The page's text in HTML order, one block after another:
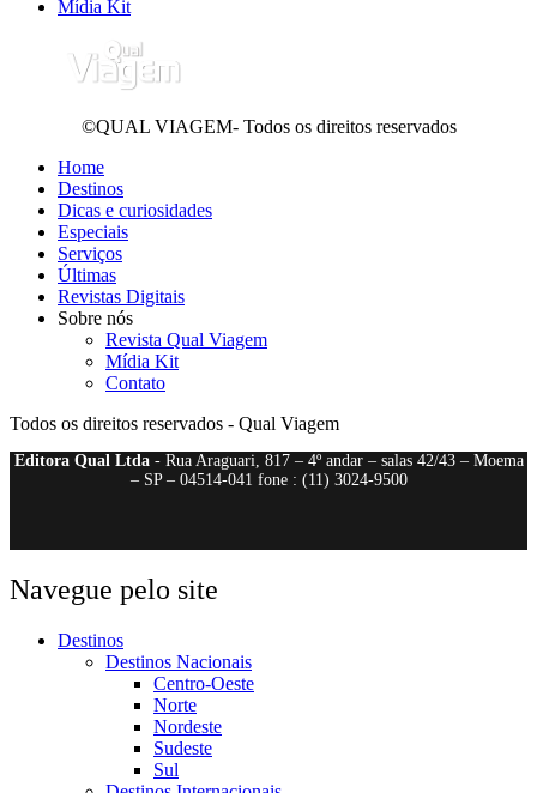
Mídia Kit
©QUAL VIAGEM- Todos os direitos reservados
Home
Destinos
Dicas e curiosidades
Especiais
Serviços
Últimas
Revistas Digitais
Sobre nós
Revista Qual Viagem
Mídia Kit
Contato
Todos os direitos reservados - Qual Viagem
Editora Qual Ltda- Rua Araguari, 817 – 4º andar – salas 42/43 – Moema
– SP – 04514-041 fone : (11) 3024-9500
Navegue pelo site
Destinos
Destinos Nacionais
Centro-Oeste
Norte
Nordeste
Sudeste
Sul